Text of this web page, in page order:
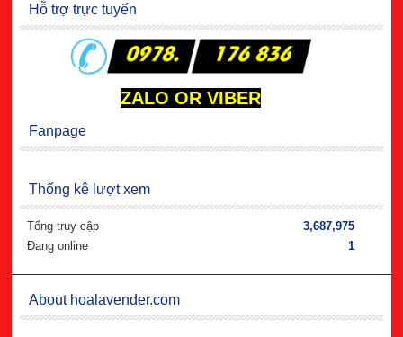
Hỗ trợ trực tuyến
ZALO OR VIBER
Fanpage
Thống kê lượt xem
Tổng truy cập
3,687,975
Đang online
1
About hoalavender.com